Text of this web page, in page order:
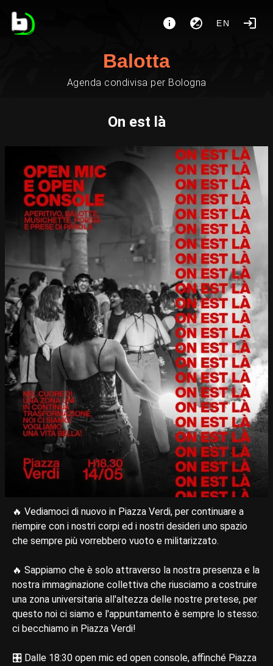
EN
Balotta
Agenda condivisa per Bologna
On est là
🔥 Vediamoci di nuovo in Piazza Verdi, per continuare a
riempire con i nostri corpi ed i nostri desideri uno spazio
che sempre più vorrebbero vuoto e militarizzato.
🔥 Sappiamo che è solo attraverso la nostra presenza e la
nostra immaginazione collettiva che riusciamo a costruire
una zona universitaria all'altezza delle nostre pretese, per
questo noi ci siamo e l'appuntamento è sempre lo stesso:
ci becchiamo in Piazza Verdi!
🎛️ Dalle 18:30 open mic ed open console, affinché Piazza